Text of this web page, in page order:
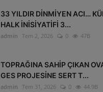
33 YILDIR DİNMİYEN ACI…
HALK İNİSİYATİFİ 3...
admin Tem 2, 2026 0 47B
TOPRAĞINA SAHİP ÇIKAN
GES PROJESİNE SERT T...
admin Tem 31, 2026 0 44.9B